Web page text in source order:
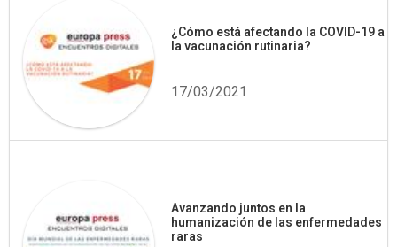
¿Cómo está afectando la COVID-19 a
la vacunación rutinaria?
17/03/2021
Avanzando juntos en la
humanización de las enfermedades
raras